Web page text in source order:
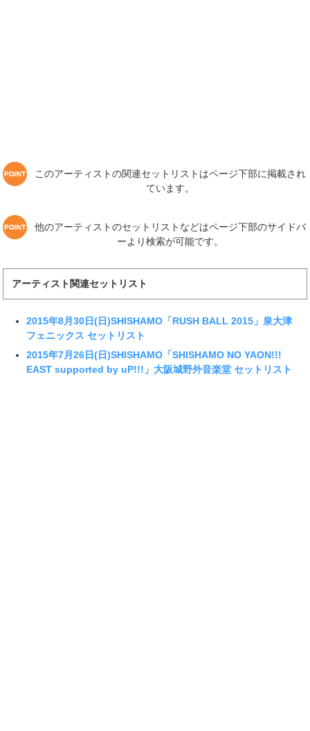
このアーティストの関連セットリストはページ下部に掲載され
ています。
他のアーティストのセットリストなどはページ下部のサイドバ
ーより検索が可能です。
アーティスト関連セットリスト
2015年8月30日(日)SHISHAMO「RUSH BALL 2015」泉大津
フェニックス セットリスト
2015年7月26日(日)SHISHAMO「SHISHAMO NO YAON!!!
EAST supported by uP!!!」大阪城野外音楽堂 セットリスト